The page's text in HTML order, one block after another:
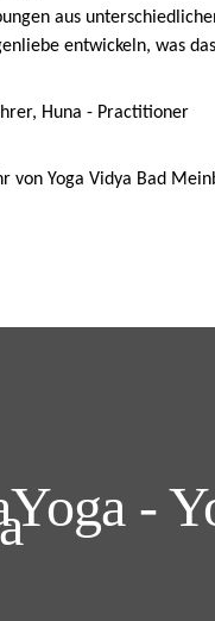
aus
entwickeln, was
Huna - Practitioner
von Yoga Vidya Bad
-